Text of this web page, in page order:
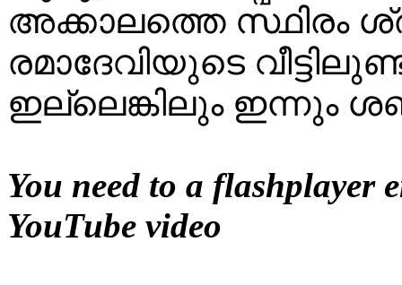
അക്കാലത്തെ സ്ഥിരം
രമാദേവിയുടെ
ഇല്ലെങ്കിലും ഇന്നും
You need to a flashplayer
YouTube video